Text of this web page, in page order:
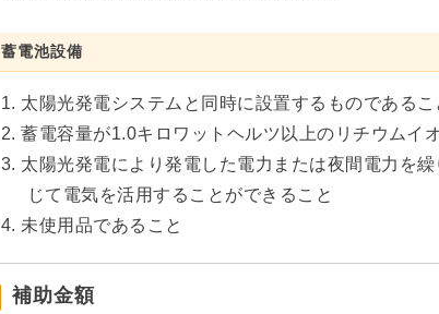
蓄電池設備
太陽光発電システムと同時に設置するものであるこ
蓄電容量が1.0キロワットヘルツ以上のリチウムイ
太陽光発電により発電した電力または夜間電力を
じて電気を活用することができること
未使用品であること
補助金額